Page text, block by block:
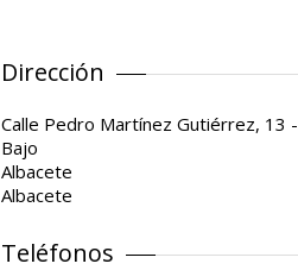
Dirección
Calle Pedro Martínez Gutiérrez, 13 -
Bajo
Albacete
Albacete
Teléfonos